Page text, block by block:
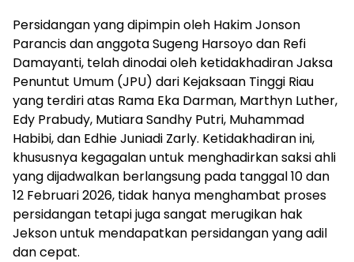
Persidangan yang dipimpin oleh Hakim Jonson
Parancis dan anggota Sugeng Harsoyo dan Refi
Damayanti, telah dinodai oleh ketidakhadiran Jaksa
Penuntut Umum (JPU) dari Kejaksaan Tinggi Riau
yang terdiri atas Rama Eka Darman, Marthyn Luther,
Edy Prabudy, Mutiara Sandhy Putri, Muhammad
Habibi, dan Edhie Juniadi Zarly. Ketidakhadiran ini,
khususnya kegagalan untuk menghadirkan saksi ahli
yang dijadwalkan berlangsung pada tanggal 10 dan
12 Februari 2026, tidak hanya menghambat proses
persidangan tetapi juga sangat merugikan hak
Jekson untuk mendapatkan persidangan yang adil
dan cepat.